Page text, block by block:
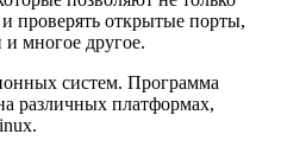
проверять открытые порты,
и многое другое.
систем. Программа
различных платформах,